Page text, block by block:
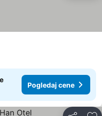
Pogledaj cene